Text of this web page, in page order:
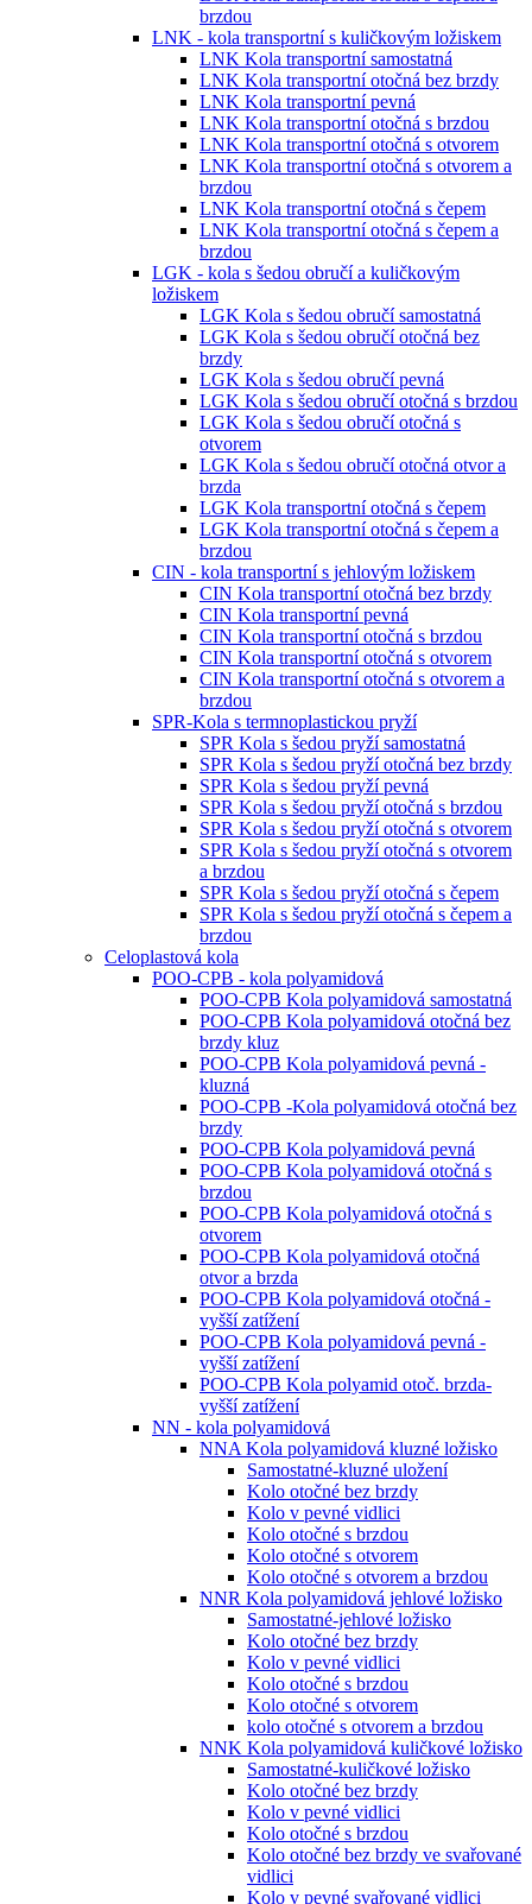
brzdou
LNK - kola transportní s kuličkovým ložiskem
LNK Kola transportní samostatná
LNK Kola transportní otočná bez brzdy
LNK Kola transportní pevná
LNK Kola transportní otočná s brzdou
LNK Kola transportní otočná s otvorem
LNK Kola transportní otočná s otvorem a
brzdou
LNK Kola transportní otočná s čepem
LNK Kola transportní otočná s čepem a
brzdou
LGK - kola s šedou obručí a kuličkovým
ložiskem
LGK Kola s šedou obručí samostatná
LGK Kola s šedou obručí otočná bez
brzdy
LGK Kola s šedou obručí pevná
LGK Kola s šedou obručí otočná s brzdou
LGK Kola s šedou obručí otočná s
otvorem
LGK Kola s šedou obručí otočná otvor a
brzda
LGK Kola transportní otočná s čepem
LGK Kola transportní otočná s čepem a
brzdou
CIN - kola transportní s jehlovým ložiskem
CIN Kola transportní otočná bez brzdy
CIN Kola transportní pevná
CIN Kola transportní otočná s brzdou
CIN Kola transportní otočná s otvorem
CIN Kola transportní otočná s otvorem a
brzdou
SPR-Kola s termnoplastickou pryží
SPR Kola s šedou pryží samostatná
SPR Kola s šedou pryží otočná bez brzdy
SPR Kola s šedou pryží pevná
SPR Kola s šedou pryží otočná s brzdou
SPR Kola s šedou pryží otočná s otvorem
SPR Kola s šedou pryží otočná s otvorem
a brzdou
SPR Kola s šedou pryží otočná s čepem
SPR Kola s šedou pryží otočná s čepem a
brzdou
Celoplastová kola
POO-CPB - kola polyamidová
POO-CPB Kola polyamidová samostatná
POO-CPB Kola polyamidová otočná bez
brzdy kluz
POO-CPB Kola polyamidová pevná -
kluzná
POO-CPB -Kola polyamidová otočná bez
brzdy
POO-CPB Kola polyamidová pevná
POO-CPB Kola polyamidová otočná s
brzdou
POO-CPB Kola polyamidová otočná s
otvorem
POO-CPB Kola polyamidová otočná
otvor a brzda
POO-CPB Kola polyamidová otočná -
vyšší zatížení
POO-CPB Kola polyamidová pevná -
vyšší zatížení
POO-CPB Kola polyamid otoč. brzda-
vyšší zatížení
NN - kola polyamidová
NNA Kola polyamidová kluzné ložisko
Samostatné-kluzné uložení
Kolo otočné bez brzdy
Kolo v pevné vidlici
Kolo otočné s brzdou
Kolo otočné s otvorem
Kolo otočné s otvorem a brzdou
NNR Kola polyamidová jehlové ložisko
Samostatné-jehlové ložisko
Kolo otočné bez brzdy
Kolo v pevné vidlici
Kolo otočné s brzdou
Kolo otočné s otvorem
kolo otočné s otvorem a brzdou
NNK Kola polyamidová kuličkové ložisko
Samostatné-kuličkové ložisko
Kolo otočné bez brzdy
Kolo v pevné vidlici
Kolo otočné s brzdou
Kolo otočné bez brzdy ve svařované
vidlici
Kolo v pevné svařované vidlici